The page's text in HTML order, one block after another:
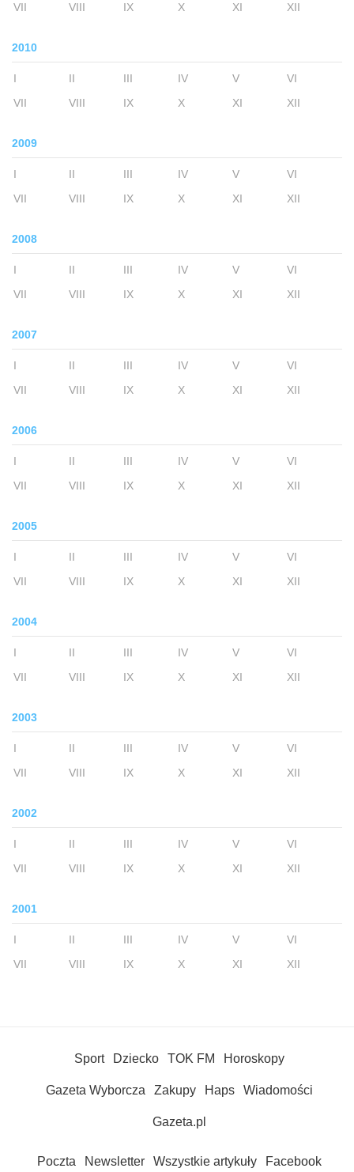
VII
VIII IX X XI XII
2010
I II III IV V
VI
VII
VIII IX X XI XII
2009
I II III IV V
VI
VII
VIII IX X XI XII
2008
I II III IV V
VI
VII
VIII IX X XI XII
2007
I II III IV V
VI
VII
VIII IX X XI XII
2006
I II III IV V
VI
VII
VIII IX X XI XII
2005
I II III IV V
VI
VII
VIII IX X XI XII
2004
I II III IV V
VI
VII
VIII IX X XI XII
2003
I II III IV V
VI
VII
VIII IX X XI XII
2002
I II III IV V
VI
VII
VIII IX X XI XII
2001
I II III IV V
VI
VII
VIII IX X XI XII
Sport Dziecko TOK FM Horoskopy
Gazeta Wyborcza Zakupy Haps Wiadomości
Gazeta.pl
Poczta Newsletter Wszystkie artykuły Facebook